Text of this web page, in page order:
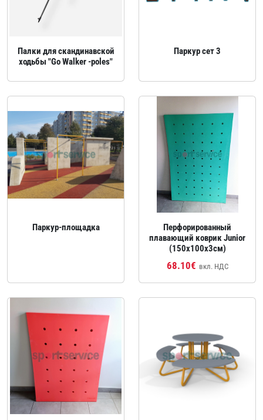
Палки для скандинавской
ходьбы "Go Walker -poles"
Паркур сет 3
Паркур‑площадка
Перфорированный
плавающий коврик Junior
(150x100х3см)
68.10€ вкл. НДС